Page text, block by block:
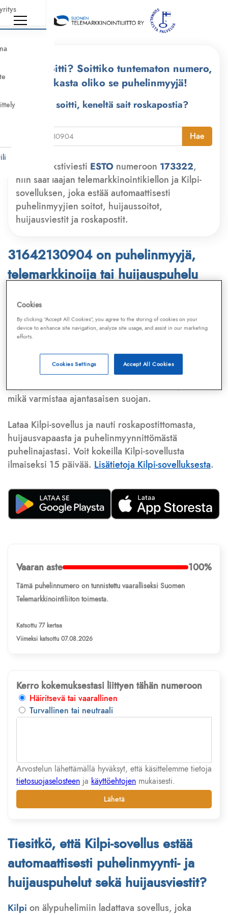
Kuka soitti? Soittiko tuntematon numero,
tarkasta oliko se puhelinmyyjä!
Kuka soitti, keneltä sait roskapostia?
Hae
Lähetä tekstiviesti ESTO numeroon 173322,
niin saat laajan telemarkkinointikiellon ja Kilpi-
sovelluksen, joka estää automaattisesti
puhelinmyyjien soitot, huijaussoitot,
huijausviestit ja roskapostit.
31642130904 on puhelinmyyjä,
telemarkkinoija tai huijauspuhelu
Puhelinnumero
Telemarkkinointiliiton jaKilpi-sovelluksen
tietokannasta, joka kattaa satoja tuhansia
Lisäksi tunnistamme automaattisesti, jos kyseessä on
puhelinhuijarin numero, sähköpostiosoitetai
huijausviesti. Tietokantaamme päivitetään jatkuvasti,
mikä varmistaa ajantasaisen suojan.
Lataa Kilpi-sovellus ja nauti roskapostittomasta,
huijausvapaasta ja puhelinmyynnittömästä
puhelinajastasi. Voit kokeilla Kilpi-sovellusta
ilmaiseksi 15 päivää. Lisätietoja Kilpi-sovelluksesta.
Vaaran aste 100%
Tämä puhelinnumero on tunnistettu vaaralliseksi Suomen
Telemarkkinointiliiton toimesta.
Katsottu 77 kertaa
Viimeksi katsottu 07.08.2026
Kerro kokemuksestasi liittyen tähän numeroon
Häiritsevä tai vaarallinen
Turvallinen tai neutraali
Arvostelun lähettämällä hyväksyt, että käsittelemme tietoja
tietosuojaselosteen ja käyttöehtojen mukaisesti.
Lähetä
Tiesitkö, että Kilpi-sovellus estää
automaattisesti puhelinmyynti- ja
huijauspuhelut sekä huijausviestit?
Kilpi on älypuhelimiin ladattava sovellus, joka
Cookies
By clicking “Accept All Cookies”, you agree to the storing of cookies on your
device to enhance site navigation, analyze site usage, and assist in our marketing
efforts.
Accept All Cookies
Cookies Settings